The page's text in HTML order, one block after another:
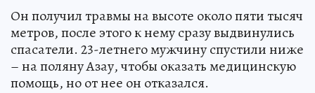
Он получил травмы на высоте около пяти тысяч
метров, после этого к нему сразу выдвинулись
спасатели. 23-летнего мужчину спустили ниже
– на поляну Азау, чтобы оказать медицинскую
помощь, но от нее он отказался.